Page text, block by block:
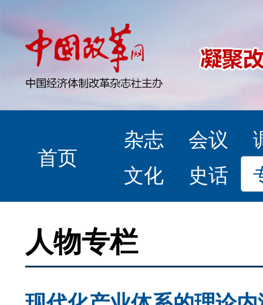
首页
杂志 会议
文化
史话
人物专栏